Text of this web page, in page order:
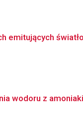
emitujących
wodoru z